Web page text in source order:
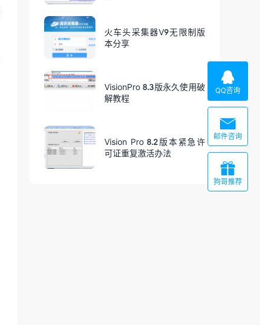
火车头采集器V9无限制版
本分享
VisionPro 8.3版永久使用破
解教程
Vision Pro 8.2版本紧急许
可证重复激活办法

QQ咨询

邮件咨询

狗哥推荐